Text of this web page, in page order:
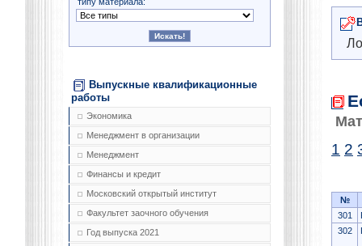
Выпускные квалификационные
работы
Экономика
Менеджмент в организации
Менеджмент
Финансы и кредит
Московский открытый институт
Факультет заочного обучения
Год выпуска 2021
1 2
№
301
302